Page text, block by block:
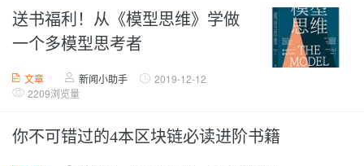
送书福利！从《模型思维》学做
一个多模型思考者
文章 新闻小助手
2019-12-12
2209浏览量
你不可错过的4本区块链必读进阶书籍